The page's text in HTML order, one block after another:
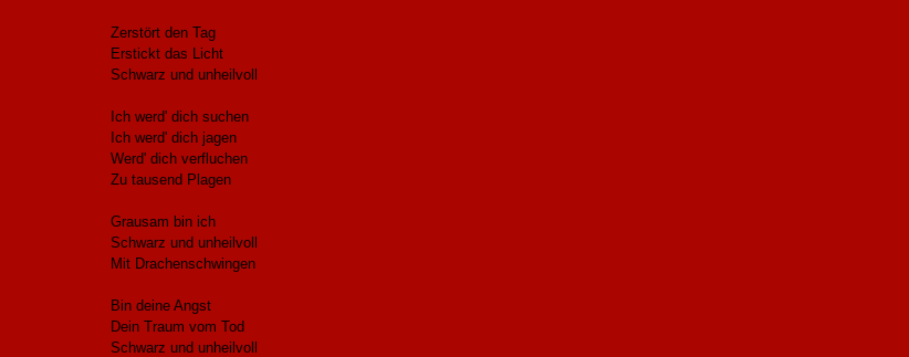
Zerstört den Tag
Erstickt das Licht
Schwarz und unheilvoll
Ich werd' dich suchen
Ich werd' dich jagen
Werd' dich verfluchen
Zu tausend Plagen
Grausam bin ich
Schwarz und unheilvoll
Mit Drachenschwingen
Bin deine Angst
Dein Traum vom Tod
Schwarz und unheilvoll